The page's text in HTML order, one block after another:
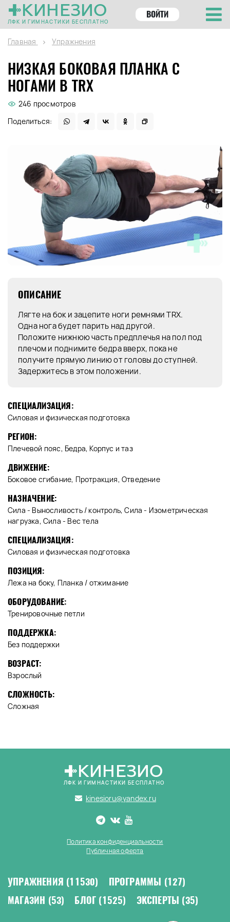
КИНЕЗИО
ЛФК И ГИМНАСТИКИ БЕСПЛАТНО
ВОЙТИ
Главная Упражнения
НИЗКАЯ БОКОВАЯ ПЛАНКА С
НОГАМИ В TRX
246 просмотров
Поделиться:
ОПИСАНИЕ
Лягте на бок и зацепите ноги ремнями TRX.
Одна нога будет парить над другой.
Положите нижнюю часть предплечья на пол под
плечом и поднимите бедра вверх, пока не
получите прямую линию от головы до ступней.
Задержитесь в этом положении.
СПЕЦИАЛИЗАЦИЯ:
Силовая и физическая подготовка
РЕГИОН:
Плечевой пояс, Бедра, Корпус и таз
ДВИЖЕНИЕ:
Боковое сгибание, Протракция, Отведение
НАЗНАЧЕНИЕ:
Сила - Выносливость / контроль, Сила - Изометрическая
нагрузка, Сила - Вес тела
СПЕЦИАЛИЗАЦИЯ:
Силовая и физическая подготовка
ПОЗИЦИЯ:
Лежа на боку, Планка / отжимание
ОБОРУДОВАНИЕ:
Тренировочные петли
ПОДДЕРЖКА:
Без поддержки
ВОЗРАСТ:
Взрослый
СЛОЖНОСТЬ:
Сложная
КИНЕЗИО
ЛФК И ГИМНАСТИКИ БЕСПЛАТНО
kinesioru@yandex.ru
Политика конфиденциальности
Публичная оферта
УПРАЖНЕНИЯ (11530) ПРОГРАММЫ (127)
МАГАЗИН (53) БЛОГ (1525) ЭКСПЕРТЫ (35)